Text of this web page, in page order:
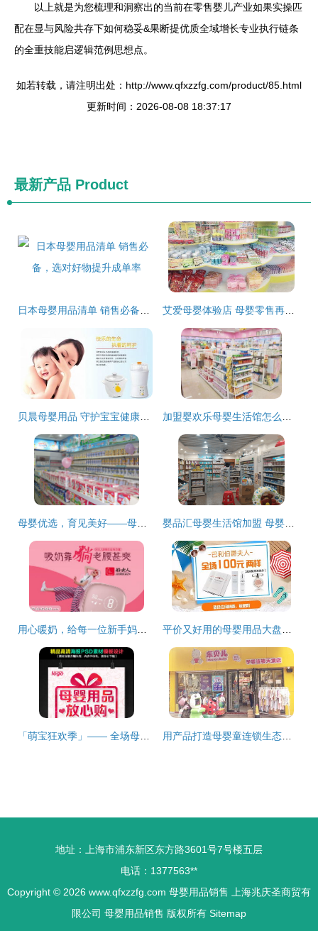
以上就是为您梳理和洞察出的当前在零售婴儿产业如果实操匹
配在显与风险共存下如何稳妥&果断提优质全域增长专业执行链条
的全重技能启逻辑范例思想点。
如若转载，请注明出处：http://www.qfxzzfg.com/product/85.html
更新时间：2026-08-08 18:37:17
最新产品 Product
地址：上海市浦东新区东方路3601号7号楼五层
电话：1377563**
Copyright © 2026 www.qfxzzfg.com 母婴用品销售
上海兆庆圣商贸有
限公司 母婴用品销售 版权所有 Sitemap